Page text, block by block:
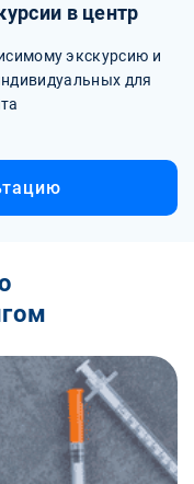
в центр
экскурсию и
для